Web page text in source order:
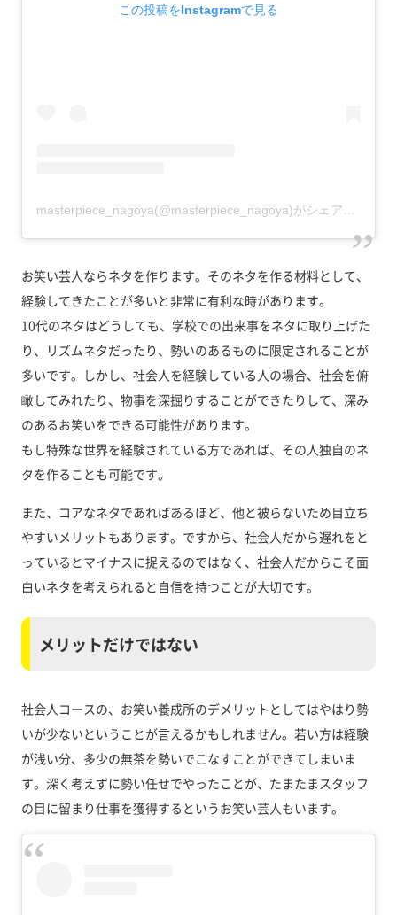
この投稿をInstagramで見る
お笑い芸人ならネタを作ります。そのネタを作る材料として、
経験してきたことが多いと非常に有利な時があります。
10代のネタはどうしても、学校での出来事をネタに取り上げた
り、リズムネタだったり、勢いのあるものに限定されることが
多いです。しかし、社会人を経験している人の場合、社会を俯
瞰してみれたり、物事を深掘りすることができたりして、深み
のあるお笑いをできる可能性があります。
もし特殊な世界を経験されている方であれば、その人独自のネ
タを作ることも可能です。
また、コアなネタであればあるほど、他と被らないため目立ち
やすいメリットもあります。ですから、社会人だから遅れをと
っているとマイナスに捉えるのではなく、社会人だからこそ面
白いネタを考えられると自信を持つことが大切です。
メリットだけではない
社会人コースの、お笑い養成所のデメリットとしてはやはり勢
いが少ないということが言えるかもしれません。若い方は経験
が浅い分、多少の無茶を勢いでこなすことができてしまいま
す。深く考えずに勢い任せでやったことが、たまたまスタッフ
の目に留まり仕事を獲得するというお笑い芸人もいます。